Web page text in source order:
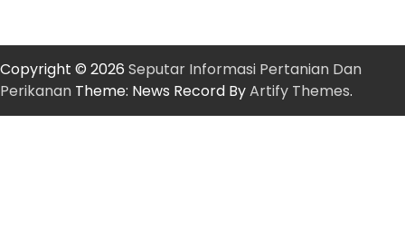
Copyright © 2026 Seputar Informasi Pertanian Dan
Perikanan Theme: News Record ByArtify Themes.